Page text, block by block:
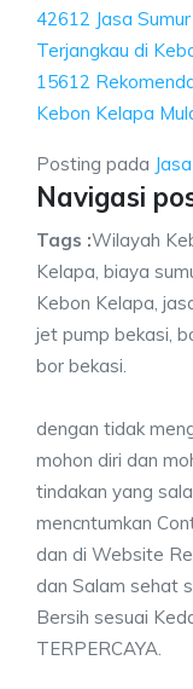
42612 Jasa
Terjangkau di
15612
Kebon Kelapa
Posting pada
Navigasi
Tags :Wilayah
Kelapa, biaya
Kebon Kelapa,
jet pump bekasi,
bor bekasi.
dengan tidak
mohon diri dan
tindakan yang
mencntumkan
dan di Website
dan Salam sehat
Bersih sesuai
TERPERCAYA.